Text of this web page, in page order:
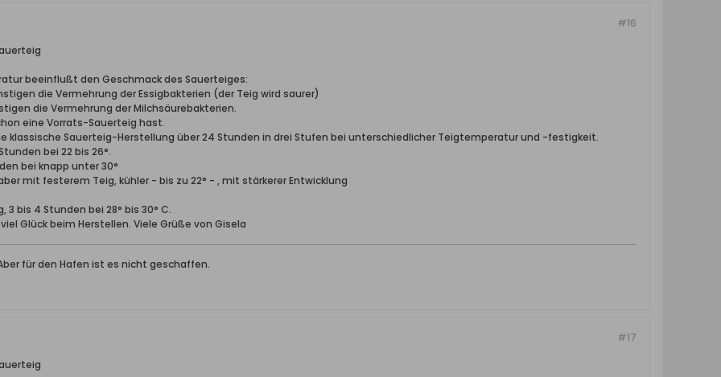
#16
beeinflußt den Geschmack des Sauerteiges:
die Vermehrung der Essigbakterien (der Teig wird saurer)
die Vermehrung der Milchsäurebakterien.
eine Vorrats-Sauerteig hast.
klassische Sauerteig-Herstellung über 24 Stunden in drei Stufen bei unterschiedlicher Teigtemperatur und -festigkeit.
bei 22 bis 26°.
bei knapp unter 30°
mit festerem Teig, kühler - bis zu 22° - , mit stärkerer Entwicklung
3 bis 4 Stunden bei 28° bis 30° C.
Glück beim Herstellen. Viele Grüße von Gisela
für den Hafen ist es nicht geschaffen.
#17